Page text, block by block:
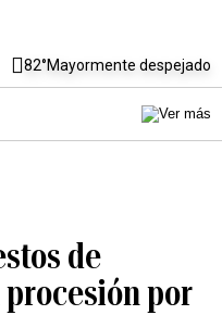
82°Mayormente despejado
de
por